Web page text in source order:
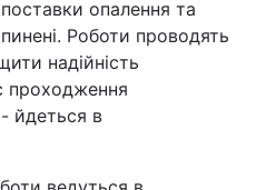
опалення та
Роботи проводять
надійність
проходження
йдеться в